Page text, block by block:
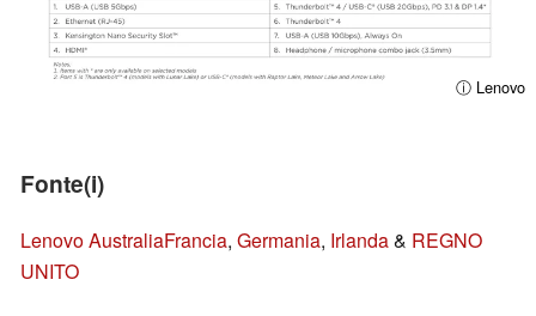
ⓘ Lenovo
Fonte(i)
Lenovo AustraliaFrancia, Germania, Irlanda& REGNO
UNITO